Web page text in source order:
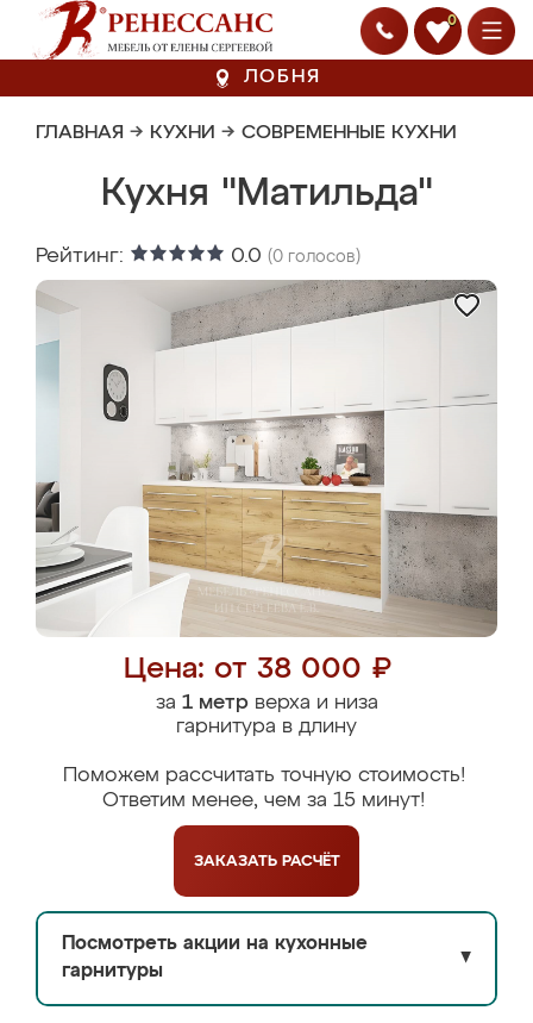
0
ЛОБНЯ
ГЛАВНАЯ → КУХНИ → СОВРЕМЕННЫЕ КУХНИ
Кухня "Матильда"
Рейтинг: 0.0 (0 голосов)
Цена: от 38 000 ₽
за 1 метрверха и низа
гарнитура в длину
Поможем рассчитать точную стоимость!
Ответим менее, чем за 15 минут!
ЗАКАЗАТЬ РАСЧЁТ
Посмотреть акции на кухонные
гарнитуры
▼